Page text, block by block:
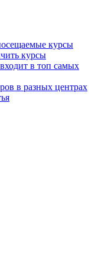
курсы
курсы
в топ самых
в разных центрах